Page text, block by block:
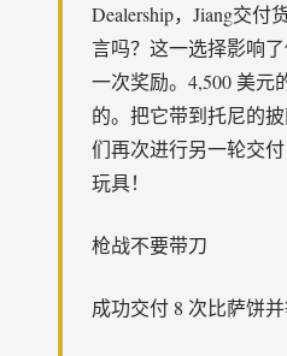
Dealership，Jiang交
言吗？这一选择影响
一次奖励。4,500 美元
的。把它带到托尼的
们再次进行另一轮交
玩具！
枪战不要带刀
成功交付 8 次比萨饼并